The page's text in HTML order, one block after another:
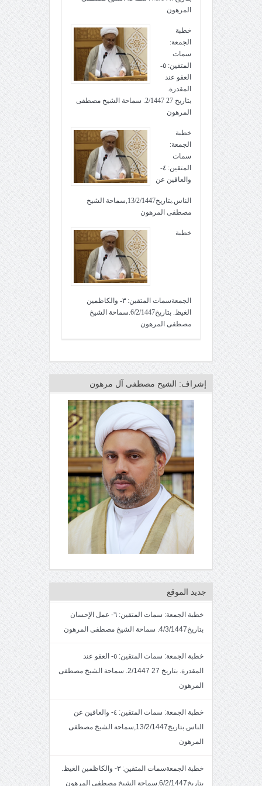
المرهون
خطبة
الجمعة:
سمات
المتقين: ٥-
العفو عند
المقدرة.
بتاريخ 27 2/1447. سماحة الشيخ مصطفى
المرهون
خطبة
الجمعة:
سمات
المتقين: ٤-
والعافين عن
الناس.بتاريخ13/2/1447,سماحة الشيخ
مصطفى المرهون
خطبة
الجمعةسمات المتقين: ٣- والكاظمين
الغيظ. بتاريخ6/2/1447.سماحة الشيخ
مصطفى المرهون
إشراف: الشيخ مصطفى آل مرهون
جديد الموقع
خطبة الجمعة: سمات المتقين: ٦- عمل الإحسان
بتاريخ4/3/1447. سماحة الشيخ مصطفى المرهون
خطبة الجمعة: سمات المتقين: ٥- العفو عند
المقدرة. بتاريخ 27 2/1447. سماحة الشيخ مصطفى
المرهون
خطبة الجمعة: سمات المتقين: ٤- والعافين عن
الناس.بتاريخ13/2/1447,سماحة الشيخ مصطفى
المرهون
خطبة الجمعةسمات المتقين: ٣- والكاظمين الغيظ.
بتاريخ6/2/1447.سماحة الشيخ مصطفى المرهون